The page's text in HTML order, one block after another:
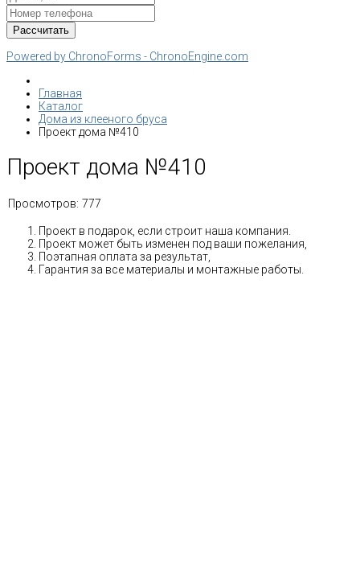
Powered by ChronoForms - ChronoEngine.com
Главная
Каталог
Дома из клееного бруса
Проект дома №410
Проект дома №410
Просмотров: 777
Проект в подарок, если строит наша компания.
Проект может быть изменен под ваши пожелания,
Поэтапная оплата за результат,
Гарантия за все материалы и монтажные работы.